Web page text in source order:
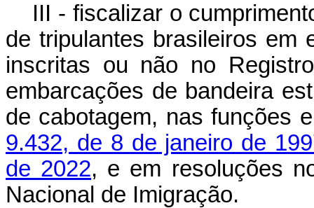
III - fiscalizar o
de tripulantes brasileiros em
inscritas ou não no
embarcações de bandeira
de cabotagem, nas funções
9.432, de 8 de janeiro de
de 2022, e em resoluções
Nacional de Imigração.